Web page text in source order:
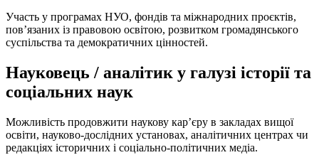
Участь у програмах НУО, фондів та міжнародних проєктів,
пов’язаних із правовою освітою, розвитком громадянського
суспільства та демократичних цінностей.
Науковець / аналітик у галузі історії та
соціальних наук
Можливість продовжити наукову кар’єру в закладах вищої
освіти, науково-дослідних установах, аналітичних центрах чи
редакціях історичних і соціально-політичних медіа.